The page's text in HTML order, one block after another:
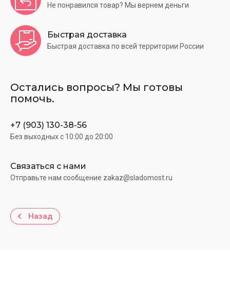
Не понравился товар? Мы вернем деньги
Быстрая доставка
Быстрая доставка по всей территории России
Остались вопросы? Мы готовы
помочь.
+7 (903) 130-38-56
Без выходных c 10:00 до 20:00
Связаться с нами
Отправьте нам сообщение zakaz@sladomost.ru
Назад